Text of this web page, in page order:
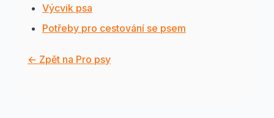
Výcvik psa
Potřeby pro cestování se psem
← Zpět na Pro psy